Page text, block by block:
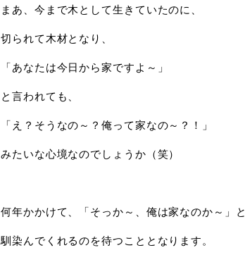
まあ、今まで木として生きていたのに、
切られて木材となり、
「あなたは今日から家ですよ～」
と言われても、
「え？そうなの～？俺って家なの～？！」
みたいな心境なのでしょうか（笑）
何年かかけて、「そっか～、俺は家なのか～」と
馴染んでくれるのを待つこととなります。